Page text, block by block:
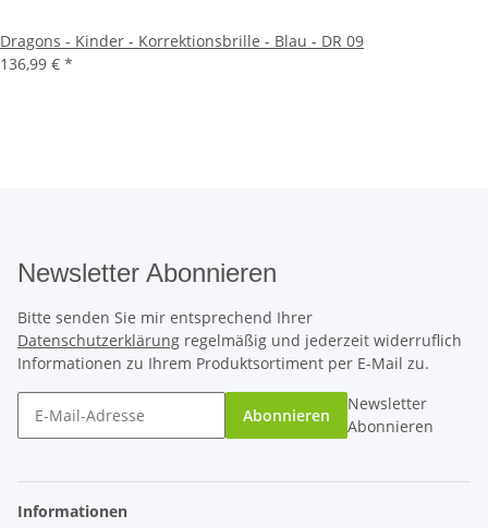
Dragons - Kinder - Korrektionsbrille - Blau - DR 09
136,99 € *
Newsletter Abonnieren
Bitte senden Sie mir entsprechend Ihrer
Datenschutzerklärung regelmäßig und jederzeit widerruflich
Informationen zu Ihrem Produktsortiment per E-Mail zu.
Abonnieren
Newsletter
Abonnieren
Informationen